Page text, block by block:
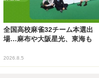
全国高校麻雀32チーム本選出
場…麻布や大阪星光、東海も
2026.8.5